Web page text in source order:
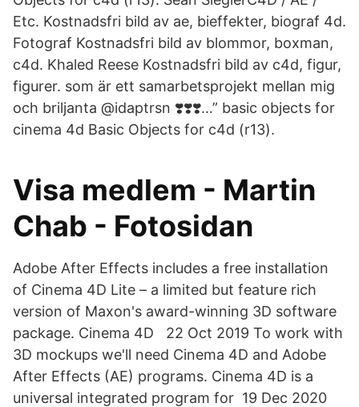
Etc. Kostnadsfri bild av ae, bieffekter, biograf 4d.
Fotograf Kostnadsfri bild av blommor, boxman,
c4d. Khaled Reese Kostnadsfri bild av c4d, figur,
figurer. som är ett samarbetsprojekt mellan mig
och briljanta @idaptrsn ❣️❣️❣️…” basic objects for
cinema 4d Basic Objects for c4d (r13).
Visa medlem - Martin
Chab - Fotosidan
Adobe After Effects includes a free installation
of Cinema 4D Lite – a limited but feature rich
version of Maxon's award-winning 3D software
package. Cinema 4D 22 Oct 2019 To work with
3D mockups we'll need Cinema 4D and Adobe
After Effects (AE) programs. Cinema 4D is a
universal integrated program for 19 Dec 2020